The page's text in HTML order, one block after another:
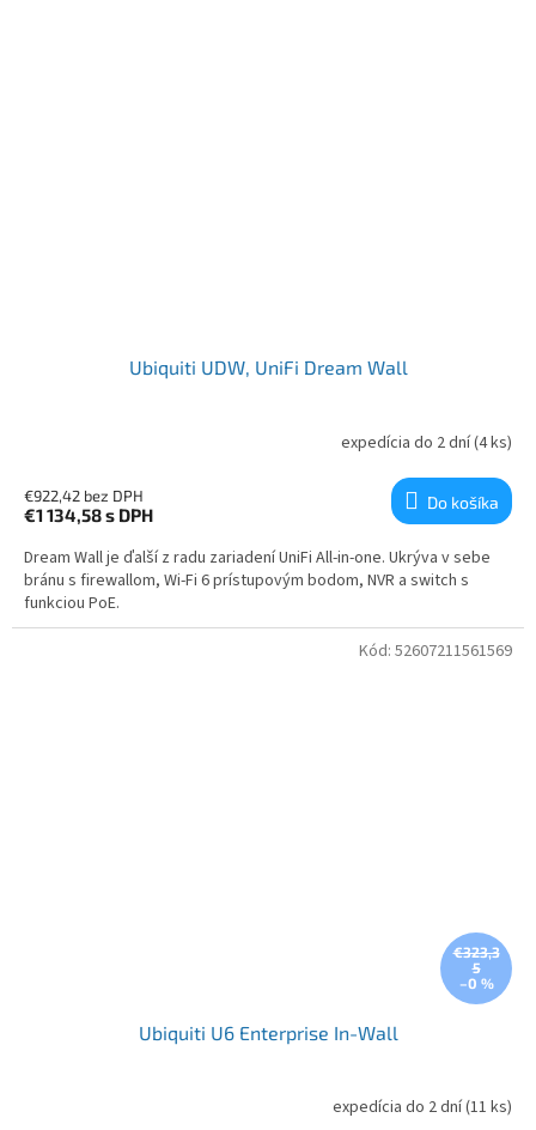
Ubiquiti UDW, UniFi Dream Wall
expedícia do 2 dní(4 ks)
€922,42 bez DPH
€1 134,58s DPH
Do košíka
Dream Wall je ďalší z radu zariadení UniFi All-in-one. Ukrýva v sebe
bránu s firewallom, Wi-Fi 6 prístupovým bodom, NVR a switch s
funkciou PoE.
€323,3
5
–0 %
Ubiquiti U6 Enterprise In-Wall
expedícia do 2 dní(11 ks)
Kód: 52607211561569